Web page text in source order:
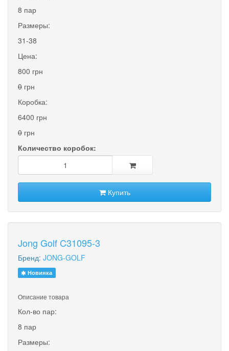
8 пар
Размеры:
31-38
Цена:
800 грн
0 грн
Коробка:
6400 грн
0 грн
Количество коробок:
Купить
Jong Golf C31095-3
Бренд: JONG-GOLF
Новинка
Описание товара
Кол-во пар:
8 пар
Размеры: